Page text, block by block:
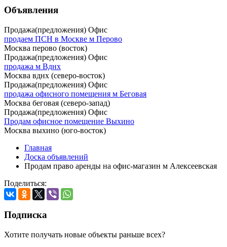
Объявления
Продажа(предложения) Офис
продаем ПСН в Москве м Перово
Москва перово (восток)
Продажа(предложения) Офис
продажа м Вднх
Москва вднх (северо-восток)
Продажа(предложения) Офис
продажа офисного помещения м Беговая
Москва беговая (северо-запад)
Продажа(предложения) Офис
Продам офисное помещение Выхино
Москва выхино (юго-восток)
Главная
Доска объявлений
Продам право аренды на офис-магазин м Алексеевская
Поделиться:
Подписка
Хотите получать новые объекты раньше всех?